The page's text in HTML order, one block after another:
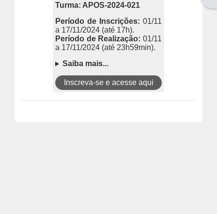
Turma: APOS-2024-021
Período de Inscrições: 01/11
a 17/11/2024 (até 17h).
Período de Realização: 01/11
a 17/11/2024 (até 23h59min).
Saiba mais...
Inscreva-se e acesse aqui